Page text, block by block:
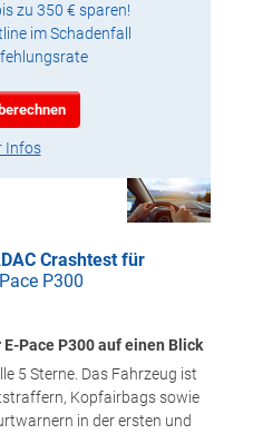
zu 350 € sparen!
im Schadenfall
Infos
Crashtest für
P300
Pace P300 auf einen Blick
5 Sterne. Das Fahrzeug ist
Kopfairbags sowie
in der ersten und